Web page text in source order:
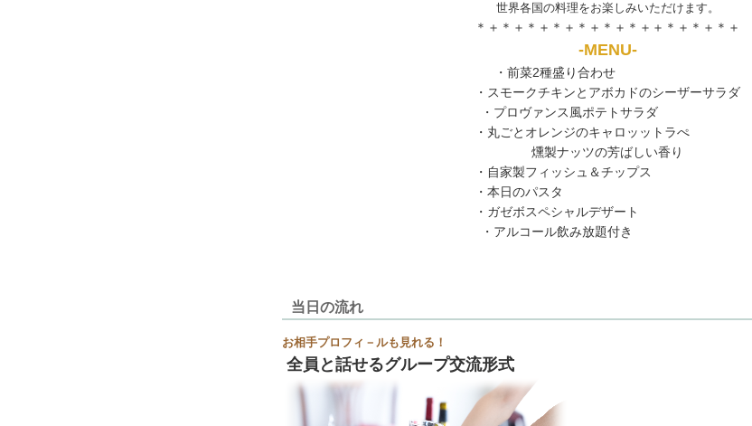
世界各国の料理をお楽しみいただけます。
＊＋＊＋＊＋＊＋＊＋＊＋＊＋＋＊＋＊＋＊＋
-MENU-
・前菜2種盛り合わせ
・スモークチキンとアボカドのシーザーサラダ
・プロヴァンス風ポテトサラダ
・丸ごとオレンジのキャロッットラぺ
燻製ナッツの芳ばしい香り
・自家製フィッシュ＆チップス
・本日のパスタ
・ガゼボスペシャルデザート
・アルコール飲み放題付き
当日の流れ
お相手プロフィ－ルも見れる！
全員と話せるグループ交流形式